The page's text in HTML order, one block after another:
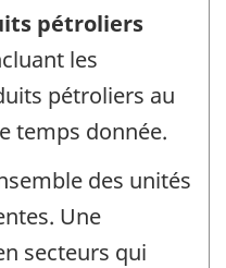
pétroliers
les
pétroliers au
temps donnée.
des unités
Une
secteurs qui